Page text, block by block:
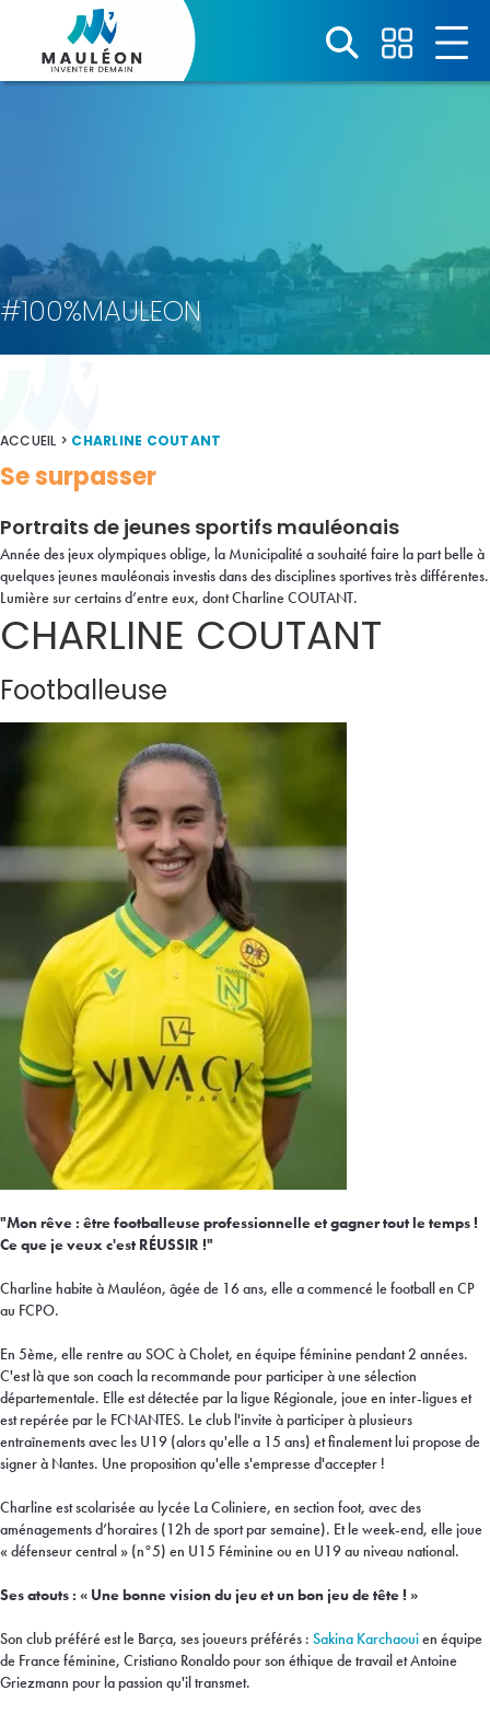
#100%MAULEON
ACCUEIL > CHARLINE COUTANT
Se surpasser
Portraits de jeunes sportifs mauléonais
Année des jeux olympiques oblige, la Municipalité a souhaité faire la part belle à
quelques jeunes mauléonais investis dans des disciplines sportives très différentes.
Lumière sur certains d’entre eux, dont Charline COUTANT.
CHARLINE COUTANT
Footballeuse
"Mon rêve : être footballeuse professionnelle et gagner tout le temps !
Ce que je veux c'est RÉUSSIR !"
Charline habite à Mauléon, âgée de 16 ans, elle a commencé le football en CP
au FCPO.
En 5ème, elle rentre au SOC à Cholet, en équipe féminine pendant 2 années.
C'est là que son coach la recommande pour participer à une sélection
départementale. Elle est détectée par la ligue Régionale, joue en inter-ligues et
est repérée par le FCNANTES. Le club l'invite à participer à plusieurs
entraînements avec les U19 (alors qu'elle a 15 ans) et finalement lui propose de
signer à Nantes. Une proposition qu'elle s'empresse d'accepter !
Charline est scolarisée au lycée La Coliniere, en section foot, avec des
aménagements d’horaires (12h de sport par semaine). Et le week-end, elle joue
« défenseur central » (n°5) en U15 Féminine ou en U19 au niveau national.
Ses atouts : « Une bonne vision du jeu et un bon jeu de tête ! »
Son club préféré est le Barça, ses joueurs préférés : Sakina Karchaouien équipe
de France féminine, Cristiano Ronaldo pour son éthique de travail et Antoine
Griezmann pour la passion qu'il transmet.
Panneau de gestion des cookies